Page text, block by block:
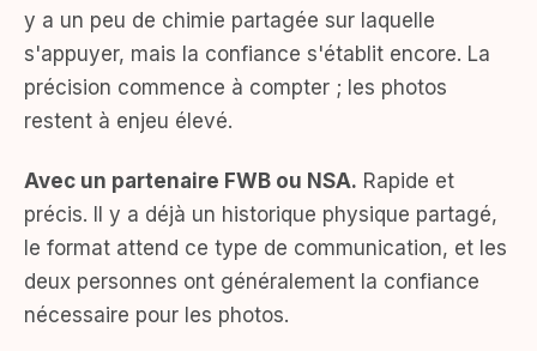
y a un peu de chimie partagée sur laquelle
s'appuyer, mais la confiance s'établit encore. La
précision commence à compter ; les photos
restent à enjeu élevé.
Avec un partenaire FWB ou NSA. Rapide et
précis. Il y a déjà un historique physique partagé,
le format attend ce type de communication, et les
deux personnes ont généralement la confiance
nécessaire pour les photos.